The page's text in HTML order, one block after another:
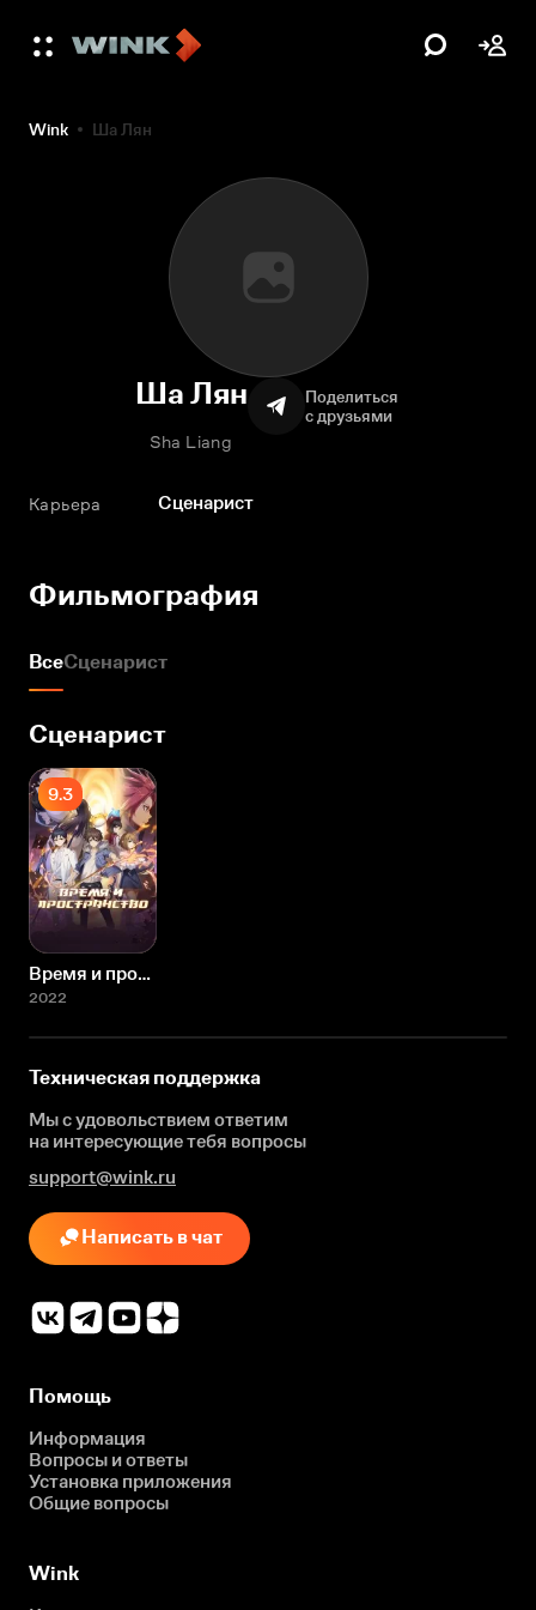
Wink Ша Лян
Ша Лян
Sha Liang
Поделиться
с друзьями
Карьера Сценарист
Фильмография
ВсеСценарист
Сценарист
9.3
Время и пространство
2022
Техническая поддержка
Мы с удовольствием ответим
на интересующиетебя вопросы
support@wink.ru
Написать в чат
Помощь
Информация
Вопросы и ответы
Установка приложения
Общие вопросы
Wink